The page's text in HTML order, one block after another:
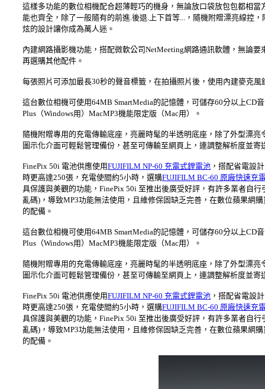
這樣多功能的數位相機配合超薄輕巧的機身，無論放口袋放包包都相
能也齊全，除了一般隨有的前進.後退.上下首等...，隨機附贈漂亮線控
炫的設計讓你成為萬人迷。
內建網路攝影機功能，搭配微軟公司NetMeeting網路通訊軟體，無論
再選購其他配件。
每張照片可添加最長30秒的聲音標籤，在拍攝照片後，使用內建麥克
這台數位相機可使用64MB SmartMedia的記憶體，可儲存60分以上CD
Plus（Windows用）MacMP3機能限定版（Mac用）。
隨機附贈專用的充電傳輸底座，亮麗時髦的半透明底座，除了外型漂亮
圖示化介面可輕鬆管理備份，甚至可傳輸至網頁上，連調整解析度並
FinePix 50i 電池供應使用FUJIFILM NP-60 充電式鋰電池 ，搭配省電設
時更高達250張，充電使間約5小時，選購FUJIFILM BC-60 原廠快速充
具保護與美觀的功能，FinePix 50i 至推出後廣受好評，有許多業者自
亂碼)，導致MP3功能無法使用，且維修保固缺乏完善，在數位蘋果網
的配備。
這台數位相機可使用64MB SmartMedia的記憶體，可儲存60分以上CD
Plus（Windows用）MacMP3機能限定版（Mac用）。
隨機附贈專用的充電傳輸底座，亮麗時髦的半透明底座，除了外型漂亮
圖示化介面可輕鬆管理備份，甚至可傳輸至網頁上，連調整解析度並
FinePix 50i 電池供應使用FUJIFILM NP-60 充電式鋰電池 ，搭配省電設
時更高達250張，充電使間約5小時，選購FUJIFILM BC-60 原廠快速充
具保護與美觀的功能，FinePix 50i 至推出後廣受好評，有許多業者自
亂碼)，導致MP3功能無法使用，且維修保固缺乏完善，在數位蘋果網
的配備。